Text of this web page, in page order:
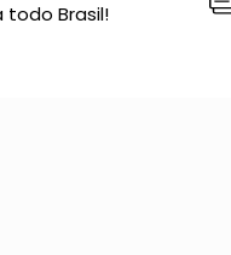
todo Brasil!